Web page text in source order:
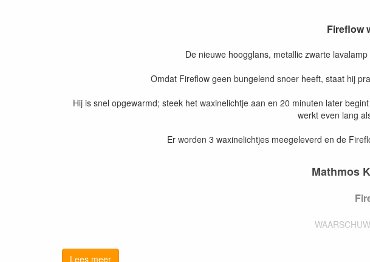
Fireflow
De nieuwe hoogglans, metallic zwarte
Omdat Fireflow geen bungelend snoer heeft, staat hij
Hij is snel opgewarmd; steek het waxinelichtje aan en 20 minuten later
werkt even lang
Er worden 3 waxinelichtjes meegeleverd en de
Mathmos
Lees meer